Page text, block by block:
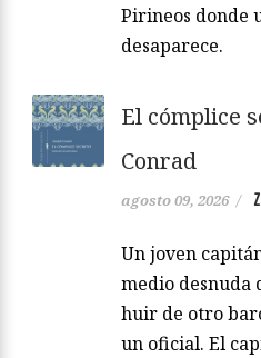
Pirineos donde
desaparece.
El cómplice
Conrad
agosto 09, 2026 /
Un joven
medio desnuda
huir de otro
un oficial. El